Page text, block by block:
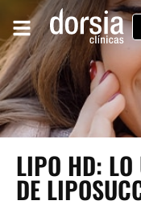
LIPO HD: LO
DE